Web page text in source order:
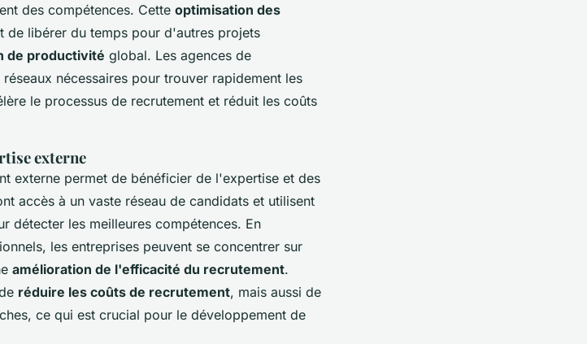
des compétences. Cette optimisation des
de libérer du temps pour d'autres projets
de productivité global. Les agences de
nécessaires pour trouver rapidement les
le processus de recrutement et réduit les coûts
externe
externe permet de bénéficier de l'expertise et des
accès à un vaste réseau de candidats et utilisent
détecter les meilleures compétences. En
les entreprises peuvent se concentrer sur
amélioration de l'efficacité du recrutement.
réduire les coûts de recrutement, mais aussi de
ce qui est crucial pour le développement de